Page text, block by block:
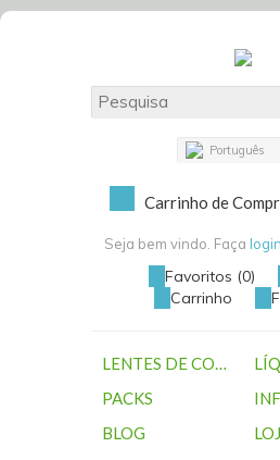
Português
Carrinho de
Seja bem vindo. Faça login
Favoritos (0)
Carrinho
LENTES DE CONTACTO
PACKS
BLOG